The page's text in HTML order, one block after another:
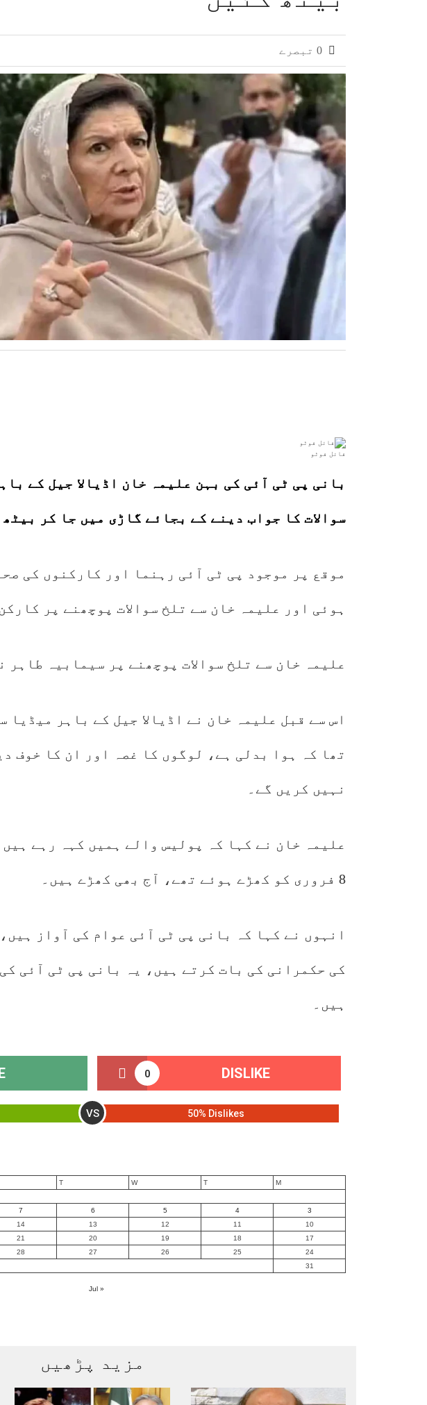
فائل فوٹو
بانی پی ٹی آئی کی بہن علیمہ خان اڈیالا جیل کے
سوالات کا جواب دینے کے بجائے گاڑی میں جا کر بیٹھ
موقع پر موجود پی ٹی آئی رہنما اور کارکنوں کی
ہوئی اور علیمہ خان سے تلخ سوالات پوچھنے پر
علیمہ خان سے تلخ سوالات پوچھنے پر سیمابیہ طاہر
اس سے قبل علیمہ خان نے اڈیالا جیل کے باہر میڈیا
تھا کہ ہوا بدلی ہے، لوگوں
نہیں کریں گے۔
علیمہ خان نے کہا کہ پولیس والے ہمیں کہہ رہے
8 فروری کو کھڑے ہوئے تھے، آج بھی کھڑے ہیں۔
انہوں نے کہا کہ بانی پی ٹی آئی عوام کی آواز
کی حکمرانی کی بات کرتے ہیں، یہ بانی پی ٹی آئی
ہیں۔
0 DISLIKE
VS 50% Dislikes
M
T
W
T
3
4
5
6
7
10
11
12
13
14
17
18
19
20
21
24
25
26
27
28
31
« Jul
مزید پڑھیں